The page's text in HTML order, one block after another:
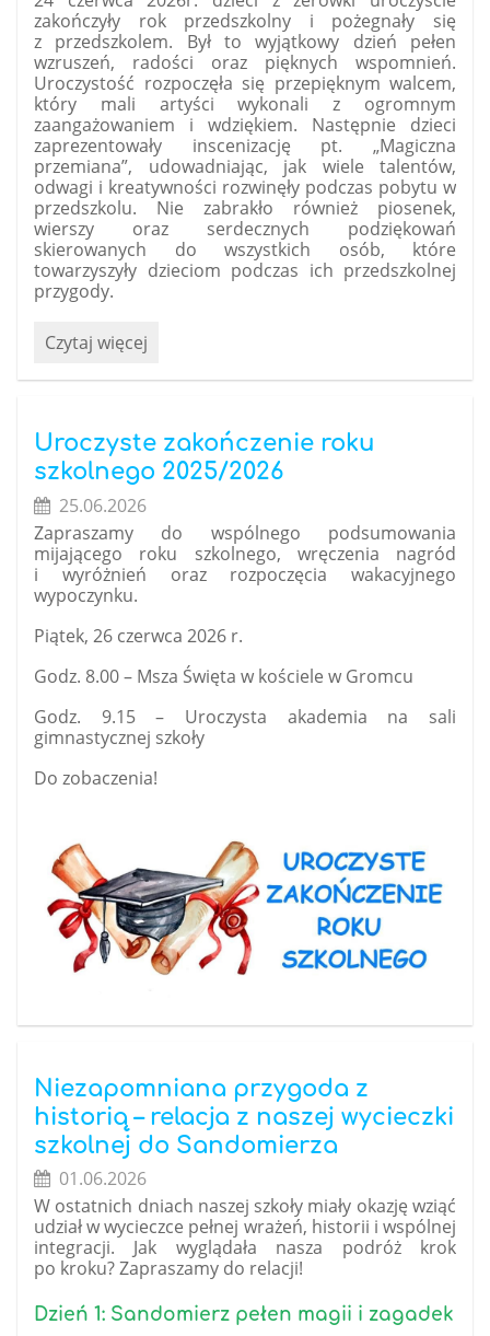
zakończyły rok przedszkolny i pożegnały się
z przedszkolem. Był to wyjątkowy dzień pełen
wzruszeń, radości oraz pięknych wspomnień.
Uroczystość rozpoczęła się przepięknym walcem,
który mali artyści wykonali z ogromnym
zaangażowaniem i wdziękiem. Następnie dzieci
zaprezentowały inscenizację pt. „Magiczna
przemiana”, udowadniając, jak wiele talentów,
odwagi i kreatywności rozwinęły podczas pobytu w
przedszkolu. Nie zabrakło również piosenek,
wierszy oraz serdecznych podziękowań
skierowanych do wszystkich osób, które
towarzyszyły dzieciom podczas ich przedszkolnej
przygody.
Uroczyste
dzieci
z
zerówki:
Czytaj więcej
Uroczyste zakończenie roku
szkolnego 2025/2026
25.06.2026
Zapraszamy do wspólnego podsumowania
mijającego roku szkolnego, wręczenia nagród
i wyróżnień oraz rozpoczęcia wakacyjnego
wypoczynku.
Piątek, 26 czerwca 2026 r.
Godz. 8.00 – Msza Święta w kościele w Gromcu
Godz. 9.15 – Uroczysta akademia na sali
gimnastycznej szkoły
Do zobaczenia!
Niezapomniana przygoda z
historią – relacja z naszej wycieczki
szkolnej do Sandomierza
01.06.2026
W ostatnich dniach naszej szkoły miały okazję wziąć
udział w wycieczce pełnej wrażeń, historii i wspólnej
integracji. Jak wyglądała nasza podróż krok
po kroku? Zapraszamy do relacji!
Dzień 1: Sandomierz pełen magii i zagadek